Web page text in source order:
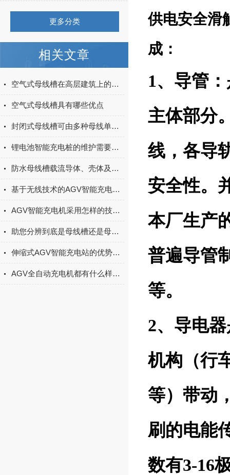
更多分类
相关文章
空气式母线槽在高层建筑上的应用
空气式母线槽具有哪些优点
封闭式母线槽可由多种母线单元组成，它们分别是？
锂电池智能充电桩的维护需要注意什么？
防水母线槽载流导体、壳体及绝缘材料组成分析
基于无线技术的AGV智能充电系统探索与实践
AGV智能充电机采用怎样的技术原理和系统功能
助您分辨到底是母线槽还是母线桥？
伸缩式AGV智能充电站的优势体现在哪里？
AGV全自动充电机都有什么样的特点
供电安全滑
成：
1、导管
主体部分
线，各导
安全性。
本厂生产
普遍导管
等。
2、导电
机构（行
等）带动
刷的电能
数有3-16